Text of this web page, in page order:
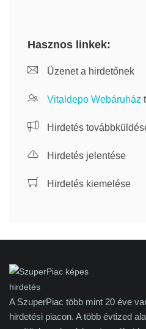
Hasznos linkek:
Üzenet a hirdetőnek
Vitaldepo Webáruház
Hirdetés
Hirdetés jelentése
Hirdetés kiemelése
A SzuperPiac több mint 20 éve
hirdetési piacon. A több évtized